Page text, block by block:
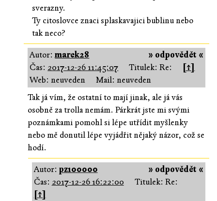
sverazny.
Ty citoslovce znaci splaskavajici bublinu nebo
tak neco?
» odpovědět «
Autor:marek28
Čas: 2017-12-26 11:45:07 Titulek: Re:
[↑]
Web: neuveden
Mail: neuveden
Tak já vím, že ostatní to mají jinak, ale já vás
osobně za trolla nemám. Párkrát jste mi svými
poznámkami pomohl si lépe utřídit myšlenky
nebo mě donutil lépe vyjádřit nějaký názor, což se
hodí.
» odpovědět «
Autor: pz100000
Čas: 2017-12-26 16:22:00
Titulek: Re:
[↑]